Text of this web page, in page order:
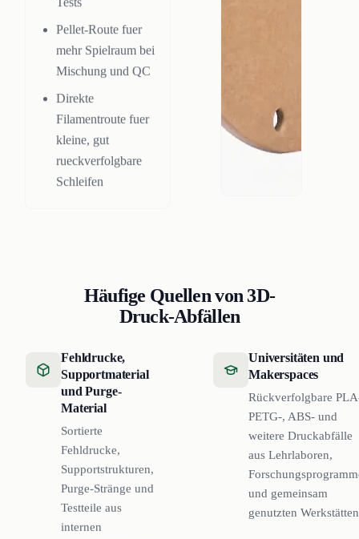
Pellet-Route fuer
mehr Spielraum bei
Mischung und QC
Direkte
Filamentroute fuer
kleine, gut
rueckverfolgbare
Schleifen
Häufige Quellen von 3D-
Druck-Abfällen
Fehldrucke,
Supportmaterial
und Purge-
Material
Sortierte
Fehldrucke,
Supportstrukturen,
Purge-Stränge und
Testteile aus
internen
Universitäten und
Makerspaces
Rückverfolgbare
PETG-, ABS- und
weitere Druckabfälle
aus Lehrlaboren,
und gemeinsam
genutzten